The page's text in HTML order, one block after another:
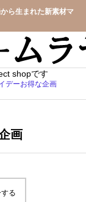
ら生まれた新素材マ
shopです
デーお得な企画
画
る